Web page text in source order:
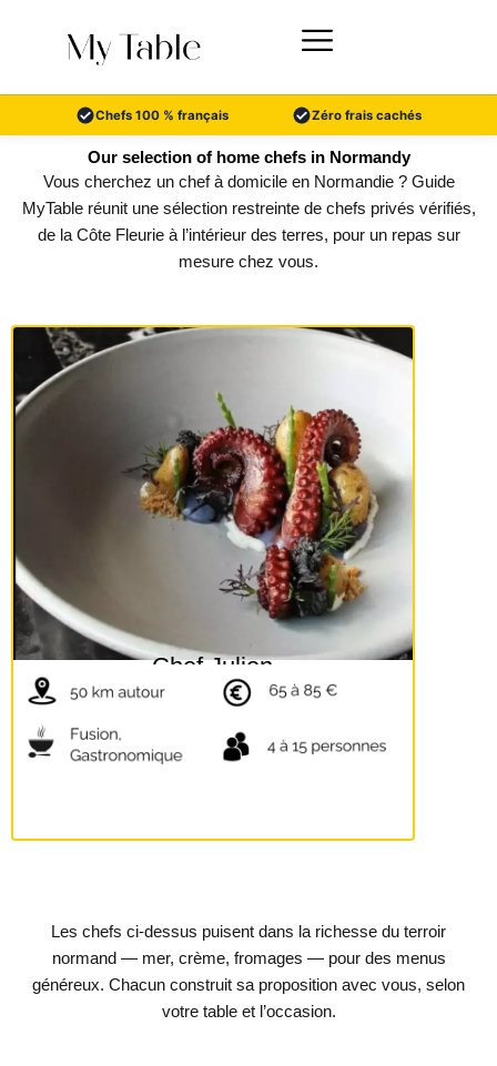
Chefs 100 % français Zéro frais cachés
Our selection of home chefs in Normandy
Vous cherchez un chef à domicile en Normandie ? Guide
MyTable réunit une sélection restreinte de chefs privés vérifiés,
de la Côte Fleurie à l’intérieur des terres, pour un repas sur
mesure chez vous.
Chef Julien
Les chefs ci-dessus puisent dans la richesse du terroir
normand — mer, crème, fromages — pour des menus
généreux. Chacun construit sa proposition avec vous, selon
votre table et l’occasion.